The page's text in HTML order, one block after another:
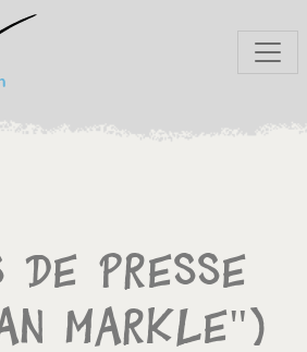
de presse
Markle")